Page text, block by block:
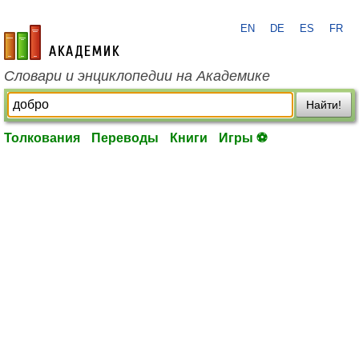
academic.ru
EN DE ES FR
Словари и энциклопедии на Академике
Найти!
Толкования Переводы Книги Игры ⚽